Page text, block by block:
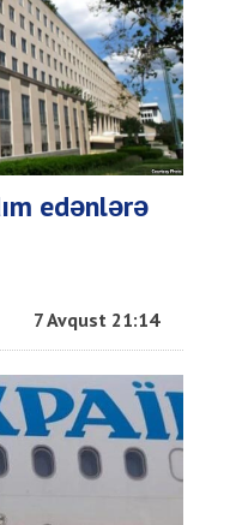
edənlərə
7 Avqust 21:14